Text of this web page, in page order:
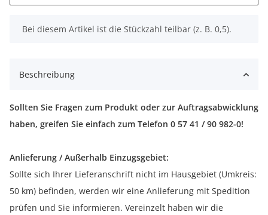
x
Bei diesem Artikel ist die Stückzahl teilbar (z. B. 0,5).
Beschreibung
Sollten Sie Fragen zum Produkt oder zur Auftragsabwicklung
haben, greifen Sie einfach zum Telefon 0 57 41 / 90 982-0!
Anlieferung / Außerhalb Einzugsgebiet:
Sollte sich Ihrer Lieferanschrift nicht im Hausgebiet (Umkreis:
50 km) befinden, werden wir eine Anlieferung mit Spedition
prüfen und Sie informieren. Vereinzelt haben wir die